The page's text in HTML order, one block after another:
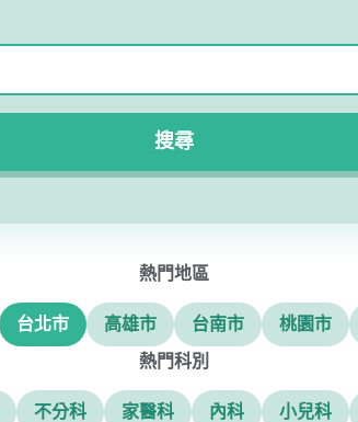
搜尋
熱門地區
台北市 高雄市 台南市 桃園市
熱門科別
不分科 家醫科 內科 小兒科